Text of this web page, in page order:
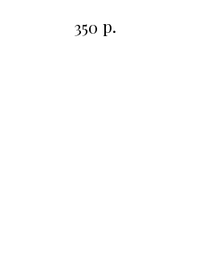
350 р.